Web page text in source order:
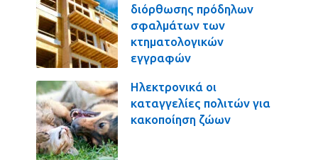
διόρθωσης πρόδηλων
σφαλμάτων των
κτηματολογικών
εγγραφών
Ηλεκτρονικά οι
καταγγελίες πολιτών για
κακοποίηση ζώων